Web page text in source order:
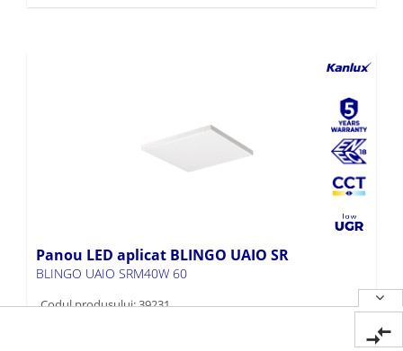
Panou LED aplicat BLINGO UAIO SR
BLINGO UAIO SRM40W 60
Codul produsului: 39231